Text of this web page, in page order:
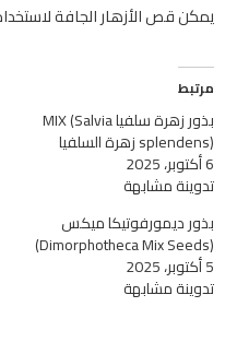
يمكن قص الأزهار الجافة
مرتبط
بذور زهرة سلفيا MIX (Salvia
splendens) زهرة السلفيا
6 أكتوبر، 2025
تدوينة مشابهة
بذور ديمورفوتيكا ميكس
(Dimorphotheca Mix Seeds)
5 أكتوبر، 2025
تدوينة مشابهة